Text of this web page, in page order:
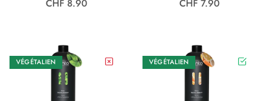
CHF 8.90
CHF 7.90
VÉGÉTALIEN VÉGÉTALIEN